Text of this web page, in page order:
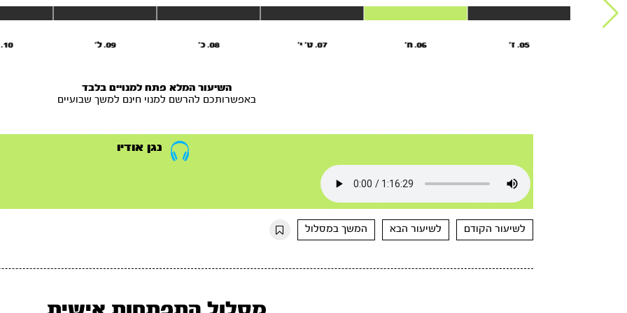
05. ז' 06. ח’ 07. ט' י' 08. כ' 09. ל’ 10. מ’
השיעור המלא פתח למנויים בלבד
באפשרותכם להרשם למנוי חינם למשך שבועיים
נגן אודיו
לשיעור הקודם לשיעור הבא המשך במסלול